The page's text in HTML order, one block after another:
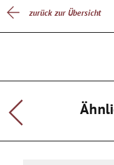
zurück zur Übersicht